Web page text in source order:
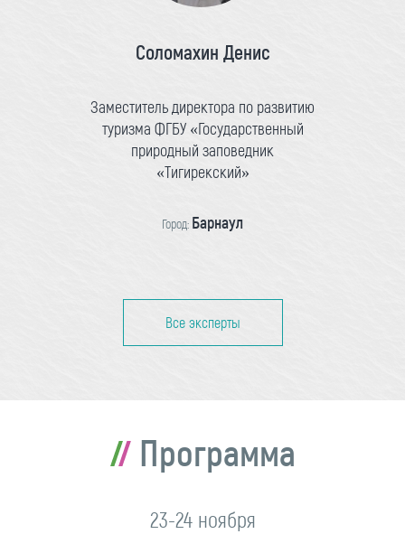
Соломахин Денис
Заместитель директора по развитию
туризма ФГБУ «Государственный
природный заповедник
«Тигирекский»
Город: Барнаул
Все эксперты
Программа
23-24 ноября